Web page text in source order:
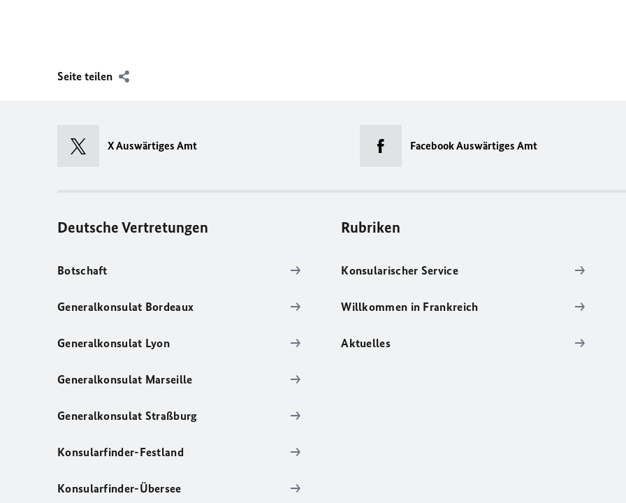
Seite teilen
X Auswärtiges Amt Facebook Auswärtiges Amt
Deutsche Vertretungen
Botschaft
Generalkonsulat Bordeaux
Generalkonsulat Lyon
Generalkonsulat Marseille
Generalkonsulat Straßburg
Konsularfinder-Festland
Konsularfinder-Übersee
Rubriken
Konsularischer Service
Willkommen in Frankreich
Aktuelles